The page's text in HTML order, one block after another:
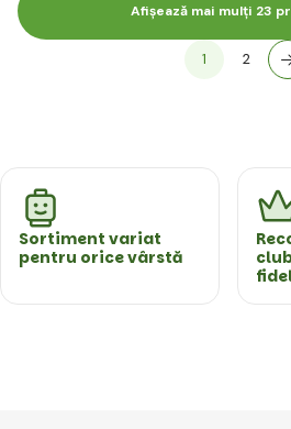
Afișează mai mulți 23
1 2
Sortiment variat
pentru orice vârstă